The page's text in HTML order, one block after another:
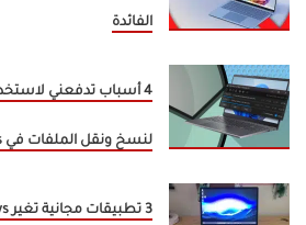
الفائدة
لنسخ ونقل الملفات في Windows
3 تطبيقات مجانية تغير Windows تمامًا